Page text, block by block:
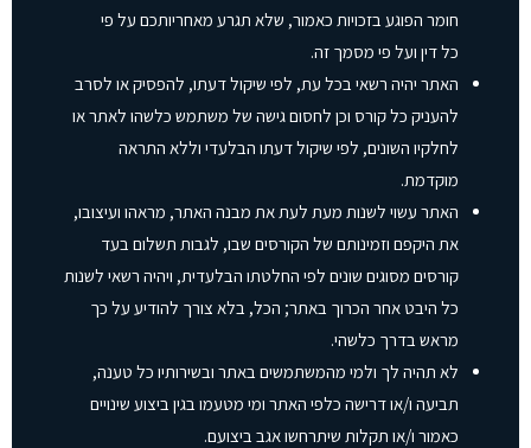
חומר הפוגע בזכויות כאמור, שלא תגרע מאחריותכם על פי
כל דין ועל פי מסמך זה.
האתר יהיה רשאי בכל עת, לפי שיקול דעתו, להפסיק או לסרב
להעניק כל קורס וכן לחסום גישה של משתמש כלשהו לאתר או
לחלקיו השונים, לפי שיקול דעתו הבלעדי וללא התראה
מוקדמת.
האתר עשוי לשנות מעת לעת את מבנה האתר, מראהו ועיצובו,
את היקפם וזמינותם של הקורסים שבו, לגבות תשלום בעד
קורסים מסוגים שונים לפי החלטתו הבלעדית, ויהיה רשאי לשנות
כל היבט אחר הכרוך באתר; הכל, בלא צורך להודיע על כך
מראש בדרך כלשהי.
לא תהיה לך ולמי מהמשתמשים באתר ובשירותיו כל טענה,
תביעה ו/או דרישה כלפי האתר ומי מטעמו בגין ביצוע שינויים
כאמור ו/או תקלות שיתרחשו אגב ביצועם.